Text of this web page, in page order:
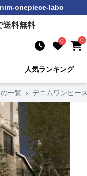
onepiece-labo
送料無料
0 0
人気ランキング
一覧 › デニムワンピー